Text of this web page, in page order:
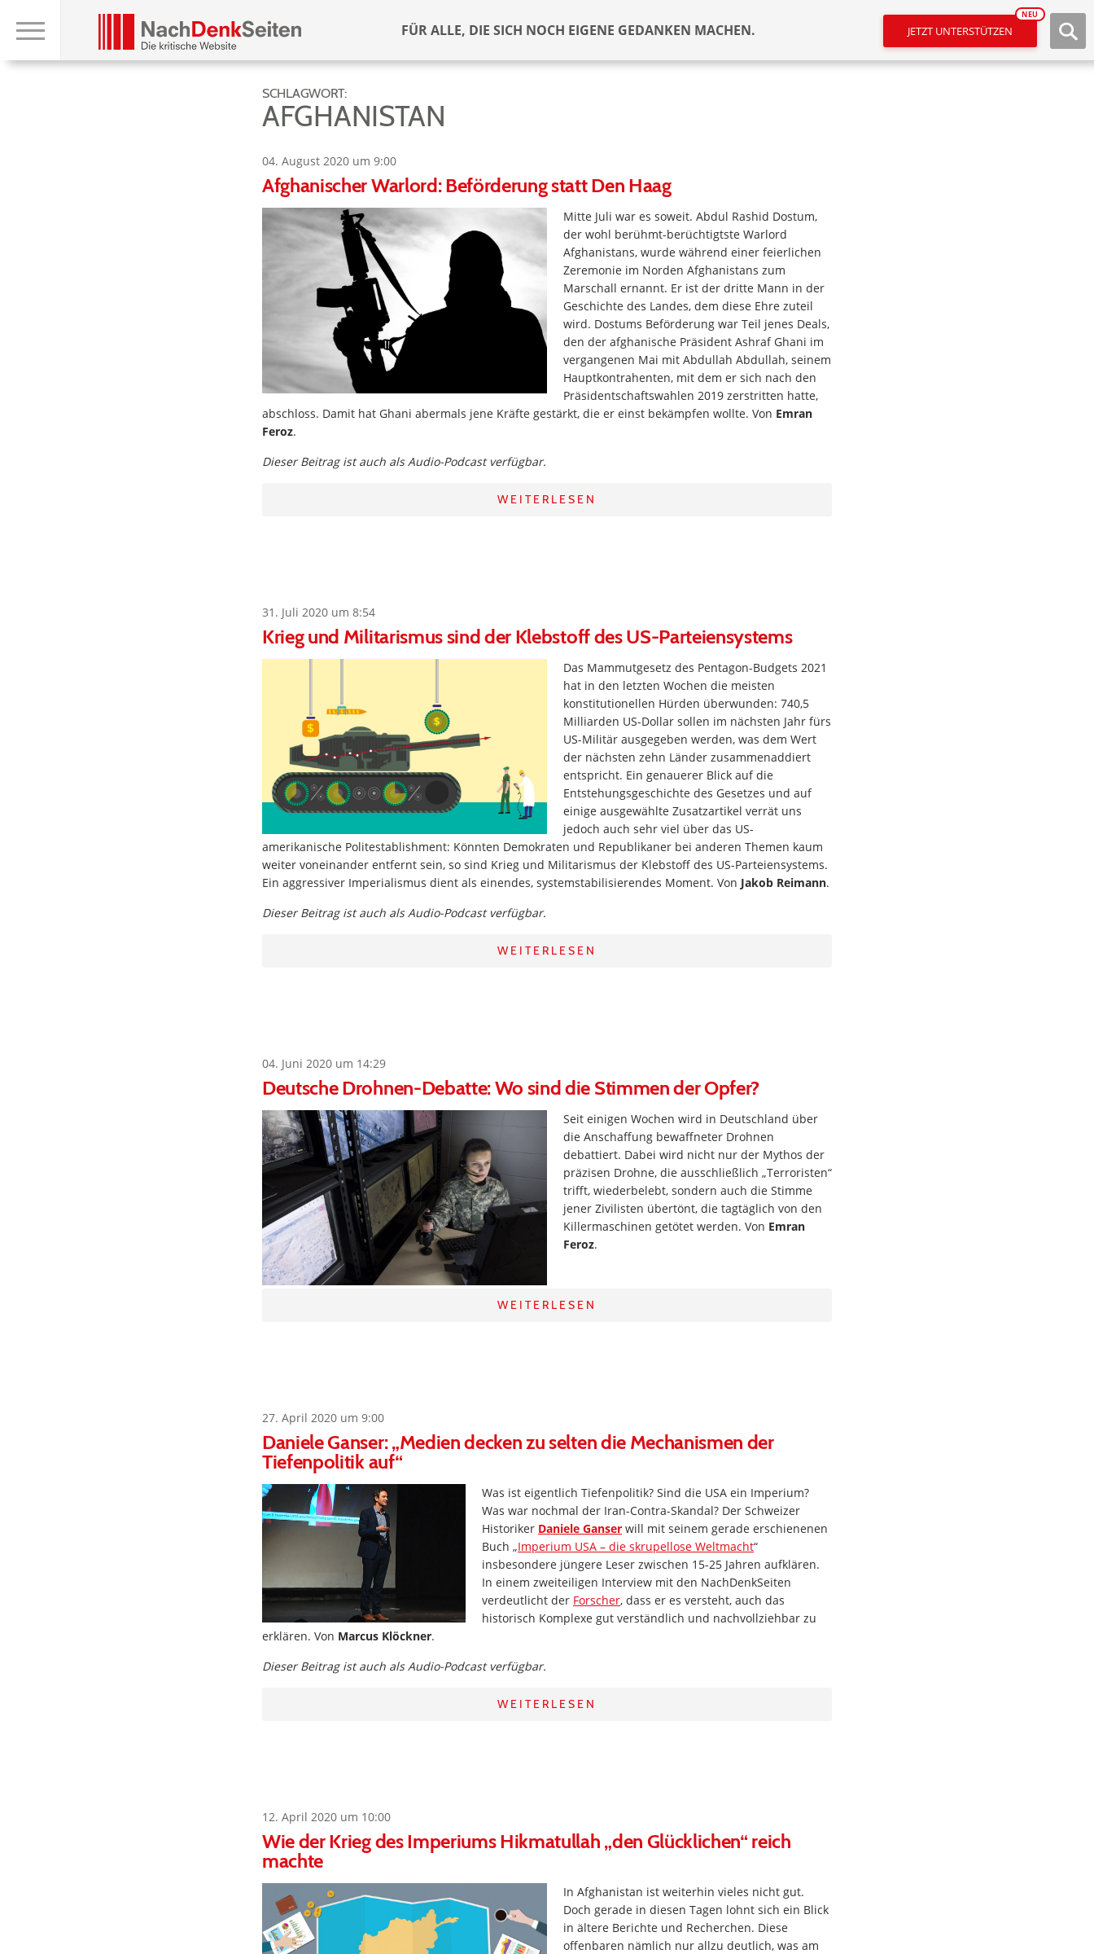
FÜR ALLE, DIE SICH NOCH EIGENE GEDANKEN MACHEN. JETZT UNTERSTÜTZEN
NEU
SCHLAGWORT:
AFGHANISTAN
04. August 2020 um 9:00
Afghanischer Warlord: Beförderung statt Den Haag
Mitte Juli war es soweit. Abdul Rashid Dostum,
der wohl berühmt-berüchtigtste Warlord
Afghanistans, wurde während einer feierlichen
Zeremonie im Norden Afghanistans zum
Marschall ernannt. Er ist der dritte Mann in der
Geschichte des Landes, dem diese Ehre zuteil
wird. Dostums Beförderung war Teil jenes Deals,
den der afghanische Präsident Ashraf Ghani im
vergangenen Mai mit Abdullah Abdullah, seinem
Hauptkontrahenten, mit dem er sich nach den
Präsidentschaftswahlen 2019 zerstritten hatte,
abschloss. Damit hat Ghani abermals jene Kräfte gestärkt, die er einst bekämpfen wollte. Von Emran
Feroz.
Dieser Beitrag ist auch als Audio-Podcast verfügbar.
WEITERLESEN
31. Juli 2020 um 8:54
Krieg und Militarismus sind der Klebstoff des US-Parteiensystems
Das Mammutgesetz des Pentagon-Budgets 2021
hat in den letzten Wochen die meisten
konstitutionellen Hürden überwunden: 740,5
Milliarden US-Dollar sollen im nächsten Jahr fürs
US-Militär ausgegeben werden, was dem Wert
der nächsten zehn Länder zusammenaddiert
entspricht. Ein genauerer Blick auf die
Entstehungsgeschichte des Gesetzes und auf
einige ausgewählte Zusatzartikel verrät uns
jedoch auch sehr viel über das US-
amerikanische Politestablishment: Könnten Demokraten und Republikaner bei anderen Themen kaum
weiter voneinander entfernt sein, so sind Krieg und Militarismus der Klebstoff des US-Parteiensystems.
Ein aggressiver Imperialismus dient als einendes, systemstabilisierendes Moment. Von Jakob Reimann.
Dieser Beitrag ist auch als Audio-Podcast verfügbar.
WEITERLESEN
04. Juni 2020 um 14:29
Deutsche Drohnen-Debatte: Wo sind die Stimmen der Opfer?
Seit einigen Wochen wird in Deutschland über
die Anschaffung bewaffneter Drohnen
debattiert. Dabei wird nicht nur der Mythos der
präzisen Drohne, die ausschließlich „Terroristen“
trifft, wiederbelebt, sondern auch die Stimme
jener Zivilisten übertönt, die tagtäglich von den
Killermaschinen getötet werden. Von Emran
Feroz.
WEITERLESEN
27. April 2020 um 9:00
Daniele Ganser: „Medien decken zu selten die Mechanismen der
Tiefenpolitik auf“
Was ist eigentlich Tiefenpolitik? Sind die USA ein Imperium?
Was war nochmal der Iran-Contra-Skandal? Der Schweizer
Historiker Daniele Ganser will mit seinem gerade erschienenen
Buch „Imperium USA – die skrupellose Weltmacht“
insbesondere jüngere Leser zwischen 15-25 Jahren aufklären.
In einem zweiteiligen Interview mit den NachDenkSeiten
verdeutlicht der Forscher, dass er es versteht, auch das
historisch Komplexe gut verständlich und nachvollziehbar zu
erklären. Von Marcus Klöckner.
Dieser Beitrag ist auch als Audio-Podcast verfügbar.
WEITERLESEN
12. April 2020 um 10:00
Wie der Krieg des Imperiums Hikmatullah „den Glücklichen“ reich
machte
In Afghanistan ist weiterhin vieles nicht gut.
Doch gerade in diesen Tagen lohnt sich ein Blick
in ältere Berichte und Recherchen. Diese
offenbaren nämlich nur allzu deutlich, was am